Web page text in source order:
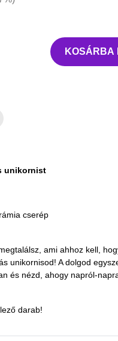
KOSÁRBA
unikornist
cserép
ami ahhoz kell,
unikornisod! A dolgod
és nézd, ahogy napról-
darab!